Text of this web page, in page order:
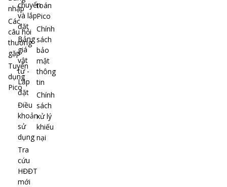
nhập
Các
câu hỏi
thường
gặp
Tuyển
dụng
Pico
chuyển
và lắp
đặt
Bảng
giá
vật
tư -
Lắp
đặt
Điều
khoản
sử
dụng
Tra
cứu
HĐĐT
mới
toán
Pico
Chính
sách
bảo
mật
thông
tin
Chính
sách
xử lý
khiếu
nại